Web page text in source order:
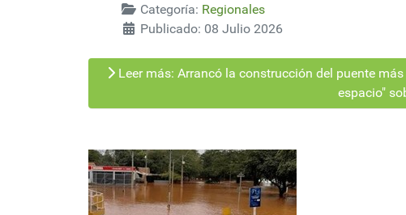
Categoría: Regionales
Publicado: 08 Julio 2026
Leer más: Arrancó la construcción del puente
espacio"